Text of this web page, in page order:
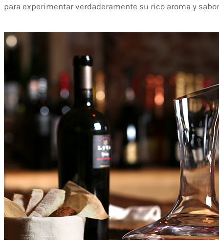
para experimentar verdaderamente su rico aroma y